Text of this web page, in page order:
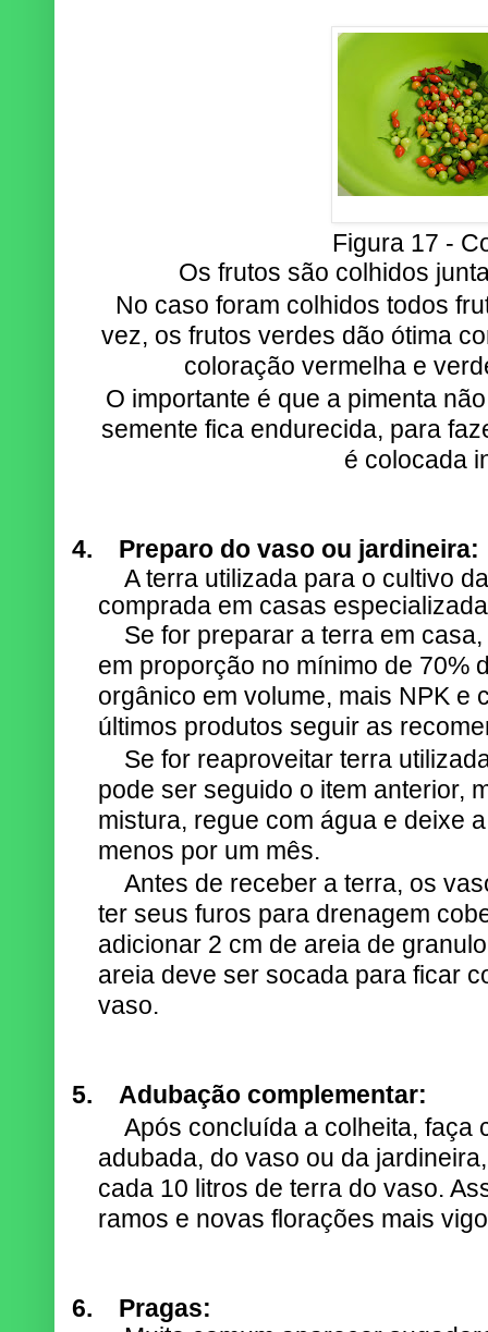
Figura 17 -
Os frutos são colhidos
No caso foram colhidos todos
vez, os frutos verdes dão ótima
coloração vermelha e
O importante é que a pimenta
semente fica endurecida, para
é colocada
4.
Preparo do vaso ou jardineira:
A terra utilizada para o cultivo
comprada em casas
Se for preparar a terra em
em proporção no mínimo de 70%
orgânico em volume, mais NPK e
últimos produtos seguir as
Se for reaproveitar terra
pode ser seguido o item anterior,
mistura, regue com água e deixe
menos por um mês.
Antes de receber a terra, os
ter seus furos para drenagem
adicionar 2 cm de areia de
areia deve ser socada para ficar
vaso.
5.
Adubação complementar:
Após concluída a colheita, faça
adubada, do vaso ou da
cada 10 litros de terra do vaso.
ramos e novas florações mais
6.
Pragas: